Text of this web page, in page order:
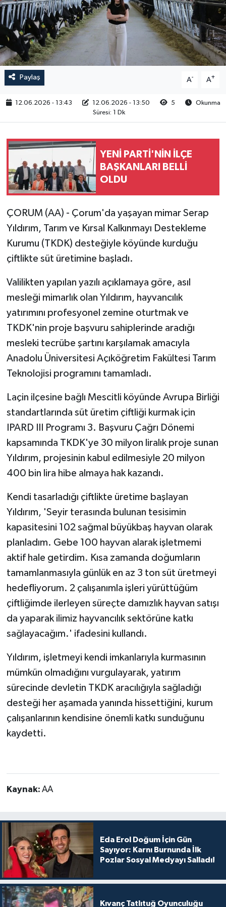
Paylaş A- A+
12.06.2026 - 13:43 12.06.2026 - 13:50 5
Okunma
Süresi: 1 Dk
YENİ PARTİ'NİN İLÇE
BAŞKANLARI BELLİ
OLDU
ÇORUM (AA) - Çorum'da yaşayan mimar Serap
Yıldırım, Tarım ve Kırsal Kalkınmayı Destekleme
Kurumu (TKDK) desteğiyle köyünde kurduğu
çiftlikte süt üretimine başladı.
Valilikten yapılan yazılı açıklamaya göre, asıl
mesleği mimarlık olan Yıldırım, hayvancılık
yatırımını profesyonel zemine oturtmak ve
TKDK'nin proje başvuru sahiplerinde aradığı
mesleki tecrübe şartını karşılamak amacıyla
Anadolu Üniversitesi Açıköğretim Fakültesi Tarım
Teknolojisi programını tamamladı.
Laçin ilçesine bağlı Mescitli köyünde Avrupa Birliği
standartlarında süt üretim çiftliği kurmak için
IPARD III Programı 3. Başvuru Çağrı Dönemi
kapsamında TKDK'ye 30 milyon liralık proje sunan
Yıldırım, projesinin kabul edilmesiyle 20 milyon
400 bin lira hibe almaya hak kazandı.
Kendi tasarladığı çiftlikte üretime başlayan
Yıldırım, 'Seyir terasında bulunan tesisimin
kapasitesini 102 sağmal büyükbaş hayvan olarak
planladım. Gebe 100 hayvan alarak işletmemi
aktif hale getirdim. Kısa zamanda doğumların
tamamlanmasıyla günlük en az 3 ton süt üretmeyi
hedefliyorum. 2 çalışanımla işleri yürüttüğüm
çiftliğimde ilerleyen süreçte damızlık hayvan satışı
da yaparak ilimiz hayvancılık sektörüne katkı
sağlayacağım.' ifadesini kullandı.
Yıldırım, işletmeyi kendi imkanlarıyla kurmasının
mümkün olmadığını vurgulayarak, yatırım
sürecinde devletin TKDK aracılığıyla sağladığı
desteği her aşamada yanında hissettiğini, kurum
çalışanlarının kendisine önemli katkı sunduğunu
kaydetti.
Kaynak: AA
Eda Erol Doğum İçin Gün
Sayıyor: Karnı Burnunda İlk
Pozlar Sosyal Medyayı Salladı!
Kıvanç Tatlıtuğ Oyunculuğu
RESMİ İLAN